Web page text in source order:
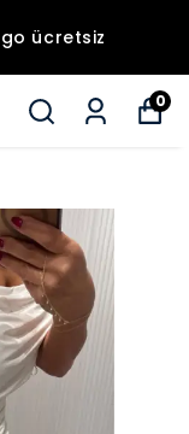
ücretsiz
0